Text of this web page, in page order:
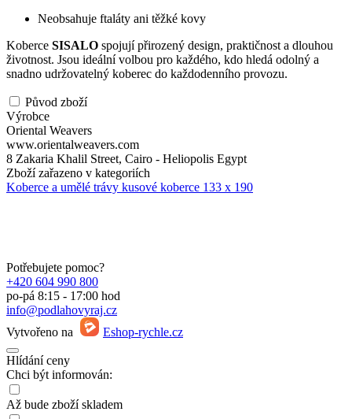
Neobsahuje ftaláty ani těžké kovy
Koberce SISALO spojují přirozený design, praktičnost a dlouhou
životnost. Jsou ideální volbou pro každého, kdo hledá odolný a
snadno udržovatelný koberec do každodenního provozu.
Původ zboží
Výrobce
Oriental Weavers
www.orientalweavers.com
8 Zakaria Khalil Street, Cairo - Heliopolis Egypt
Zboží zařazeno v kategoriích
Koberce a umělé trávy kusové koberce 133 x 190
Potřebujete pomoc?
+420 604 990 800
po-pá 8:15 - 17:00 hod
info@podlahovyraj.cz
Vytvořeno na
Eshop-rychle.cz
Hlídání ceny
Chci být informován:
Až bude zbožískladem